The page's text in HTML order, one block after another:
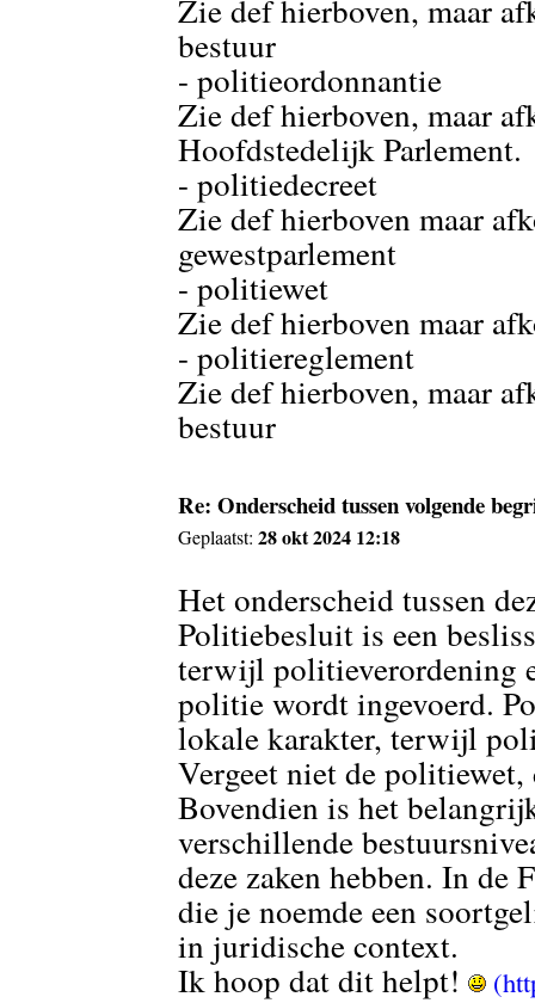
Zie def hierboven, maar
bestuur
- politieordonnantie
Zie def hierboven, maar
Hoofdstedelijk Parlement.
- politiedecreet
Zie def hierboven maar
gewestparlement
- politiewet
Zie def hierboven maar
- politiereglement
Zie def hierboven, maar
bestuur
Re: Onderscheid tussen volgende
Geplaatst:28 okt 2024 12:18
Het onderscheid tussen
Politiebesluit is een
terwijl politieverordening
politie wordt ingevoerd.
lokale karakter, terwijl
Vergeet niet de
Bovendien is het
verschillende
deze zaken hebben. In de
die je noemde een
in juridische context.
Ik hoop dat dit helpt!